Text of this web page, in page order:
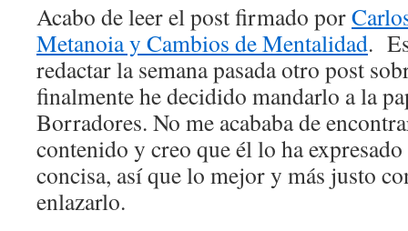
Acabo de leer el post firmado por
Metanoia y Cambios de Mentalidad.
redactar la semana pasada otro post
finalmente he decidido mandarlo a la
Borradores. No me acababa de
contenido y creo que él lo ha
concisa, así que lo mejor y más justo
enlazarlo.